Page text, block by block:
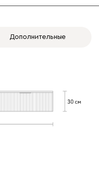
Дополнительные